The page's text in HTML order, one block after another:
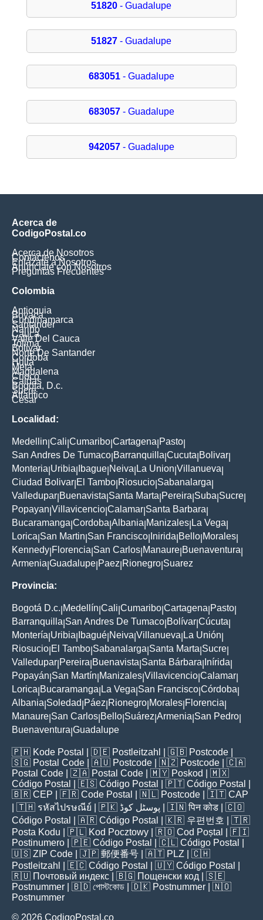
51820 - Guadalupe
51827 - Guadalupe
683051- Guadalupe
683057- Guadalupe
942057- Guadalupe
Acerca de
CodigoPostal.co
Acerca de Nosotros
Contáctenos
Enlázate a Nosotros
Anúnciate con Nosotros
Preguntas Frecuentes
Colombia
Antioquia
Boyaca
Cundinamarca
Santander
Nariño
Cauca
Valle Del Cauca
Tolima
Bolivar
Norte De Santander
Cordoba
Huila
Meta
Magdalena
Choco
Caldas
Bogota, D.c.
Sucre
Atlantico
Cesar
Localidad:
Medellin Cali Cumaribo Cartagena Pasto
San Andres De Tumaco Barranquilla Cucuta Bolivar
Monteria Uribia Ibague Neiva La Union Villanueva
Ciudad Bolivar El Tambo Riosucio Sabanalarga
Valledupar Buenavista Santa Marta Pereira Suba Sucre
Popayan Villavicencio Calamar Santa Barbara
Bucaramanga Cordoba Albania Manizales La Vega
Lorica San Martin San Francisco Inirida Bello Morales
Kennedy Florencia San Carlos Manaure Buenaventura
Armenia Guadalupe Paez Rionegro Suarez
Provincia:
Bogotá D.c. Medellín Cali Cumaribo Cartagena Pasto
Barranquilla San Andres De Tumaco Bolívar Cúcuta
Montería Uribia Ibagué Neiva Villanueva La Unión
Riosucio El Tambo Sabanalarga Santa Marta Sucre
Valledupar Pereira Buenavista Santa Bárbara Inírida
Popayán San Martín Manizales Villavicencio Calamar
Lorica Bucaramanga La Vega San Francisco Córdoba
Albania Soledad Páez Rionegro Morales Florencia
Manaure San Carlos Bello Suárez Armenia San Pedro
Buenaventura Guadalupe
🇵🇭 Kode Postal | 🇩🇪 Postleitzahl | 🇬🇧 Postcode
🇸🇬 Postal Code | 🇦🇺 Postcode | 🇳🇿 Postcode | 🇨🇦
Postal Code | 🇿🇦 Postal Code | 🇲🇾 Poskod
| 🇲🇽
Código Postal
| 🇪🇸 Código Postal | 🇵🇹 Código Postal
🇧🇷 CEP | 🇫🇷 Code Postal | 🇳🇱 Postcode | 🇮🇹 CAP
| 🇹🇭 รหัสไปรษณีย์ | 🇵🇰 پوسٹل کوڈ | 🇮🇳पिन कोड | 🇨🇴
Código Postal
| 🇦🇷 Código Postal | 🇰🇷 우편번호
| 🇹🇷
Posta Kodu | 🇵🇱 Kod Pocztowy | 🇷🇴 Cod Poștal
| 🇫🇮
Postinumero | 🇵🇪 Código Postal | 🇨🇱 Código Postal
🇺🇸 ZIP Code | 🇯🇵 郵便番号 | 🇦🇹 PLZ | 🇨🇭
Postleitzahl
| 🇪🇨 Código Postal | 🇺🇾 Código Postal
🇷🇺 Почтовый индекс | 🇧🇬 Пощенски код | 🇸🇪
Postnummer | 🇧🇩 পোস্টকোড | 🇩🇰 Postnummer | 🇳🇴
Postnummer
© 2026 CodigoPostal.co